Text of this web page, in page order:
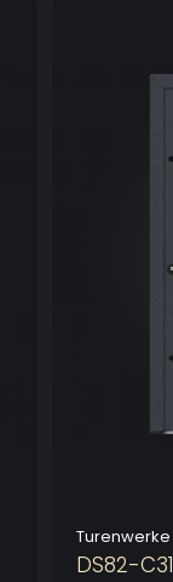
Turenwerke
DS82-C31